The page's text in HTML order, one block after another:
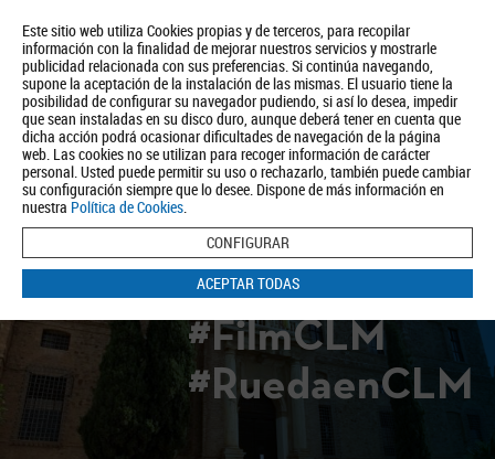
Este sitio web utiliza Cookies propias y de terceros, para recopilar
información con la finalidad de mejorar nuestros servicios y mostrarle
publicidad relacionada con sus preferencias. Si continúa navegando,
supone la aceptación de la instalación de las mismas. El usuario tiene la
posibilidad de configurar su navegador pudiendo, si así lo desea, impedir
que sean instaladas en su disco duro, aunque deberá tener en cuenta que
dicha acción podrá ocasionar dificultades de navegación de la página
web. Las cookies no se utilizan para recoger información de carácter
personal. Usted puede permitir su uso o rechazarlo, también puede cambiar
su configuración siempre que lo desee. Dispone de más información en
nuestra Política de Cookies.
CONFIGURAR
ACEPTAR TODAS
Quiénes somos Turismo Política de Privacidad Aviso Legal
Política de Cookies
BUSCAR
#FilmCLM
#RuedaenCLM